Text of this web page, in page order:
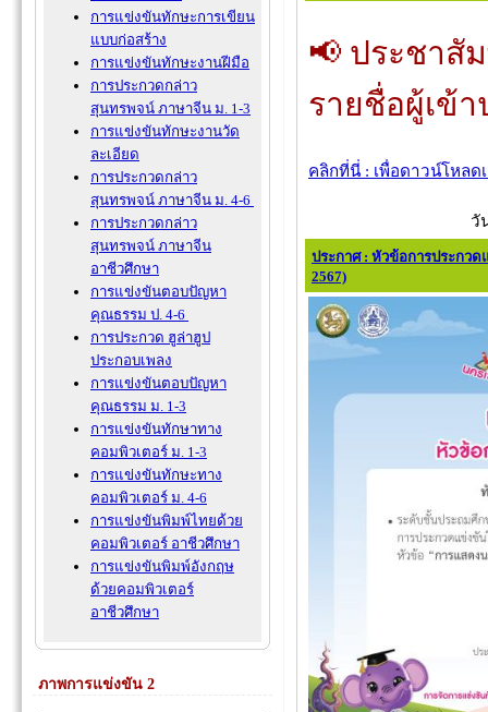
การแข่งขันทักษะการเขียน
แบบก่อสร้าง
การแข่งขันทักษะงานฝีมือ
การประกวดกล่าว
สุนทรพจน์ ภาษาจีน ม. 1-3
การแข่งขันทักษะงานวัด
ละเอียด
การประกวดกล่าว
สุนทรพจน์ ภาษาจีน ม. 4-6
การประกวดกล่าว
สุนทรพจน์ ภาษาจีน
อาชีวศึกษา
การแข่งขันตอบปัญหา
คุณธรรม ป. 4-6
การประกวด ฮูล่าฮูป
ประกอบเพลง
การแข่งขันตอบปัญหา
คุณธรรม ม. 1-3
การแข่งขันทักษาทาง
คอมพิวเตอร์ ม. 1-3
การแข่งขันทักษะทาง
คอมพิวเตอร์ ม. 4-6
การแข่งขันพิมพ์ไทยด้วย
คอมพิวเตอร์ อาชีวศึกษา
การแข่งขันพิมพ์อังกฤษ
ด้วยคอมพิวเตอร์
อาชีวศึกษา
ภาพการแข่งขัน 2
📢 ประชาสั
รายชื่อผู้เข้
คลิกที่นี่ : เพื่อดาวน์โหลด
วั
ประกาศ : หัวข้อการประกว
2567)